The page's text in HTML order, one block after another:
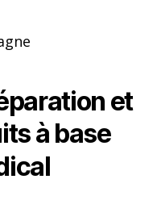
et
à base